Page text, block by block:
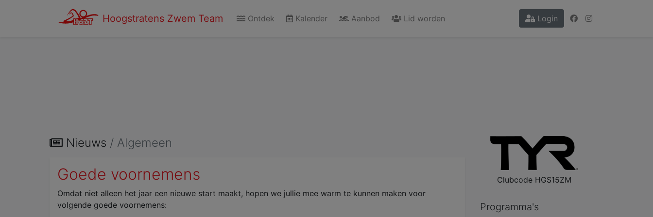
Hoogstratens Zwem Team Ontdek Kalender Aanbod Lid worden Login
Wedstrijdzwemmers Kandidaat Wedstrijdzwemmers Vervolmaking Recreanten Masters
Nieuws / Algemeen
Goede voornemens
Omdat niet alleen het jaar een nieuwe start maakt, hopen we jullie mee warm te kunnen maken voor
volgende goede voornemens:
Clubcode HGS15ZM
Programma's